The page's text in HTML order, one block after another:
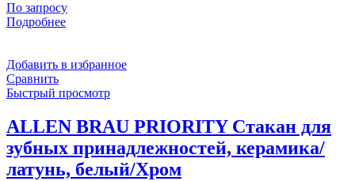
По запросу
Подробнее
Добавить в избранное
Сравнить
Быстрый просмотр
ALLEN BRAU PRIORITY Стакан для
зубных принадлежностей, керамика/
латунь, белый/Хром